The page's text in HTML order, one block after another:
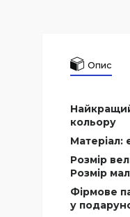
Опис
кольору
Матеріал:
Розмір
Розмір
Фірмове
у